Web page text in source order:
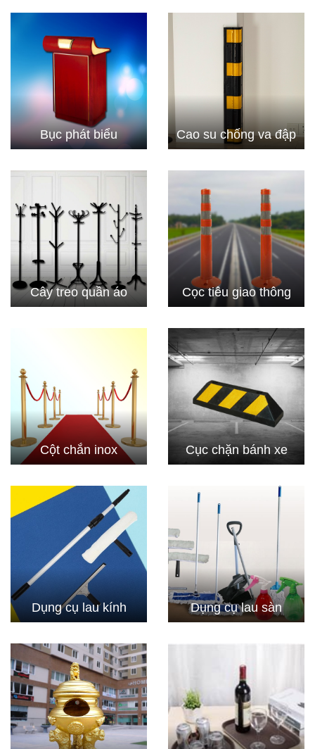
Bục phát biểu Cao su chống va đập
Cây treo quần áo Cọc tiêu giao thông
Cột chắn inox Cục chặn bánh xe
Dụng cụ lau kính Dụng cụ lau sàn